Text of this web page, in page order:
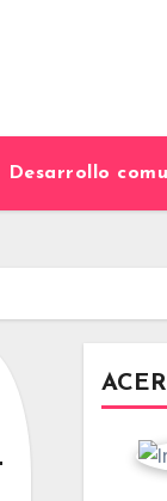
Desarrollo